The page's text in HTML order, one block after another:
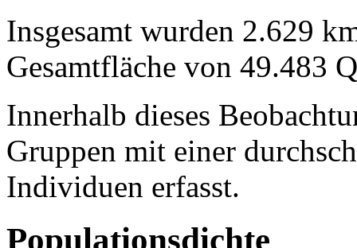
Insgesamt wurden 2.629
Gesamtfläche von 49.483
Innerhalb dieses
Gruppen mit einer
Individuen erfasst.
Populationsdichte